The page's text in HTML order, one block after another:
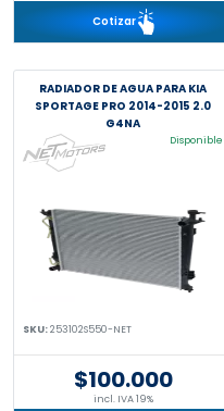
Cotizar
RADIADOR DE AGUA PARA KIA
SPORTAGE PRO 2014-2015 2.0
G4NA
Disponible
SKU:253102S550-NET
$100.000
incl. IVA 19%